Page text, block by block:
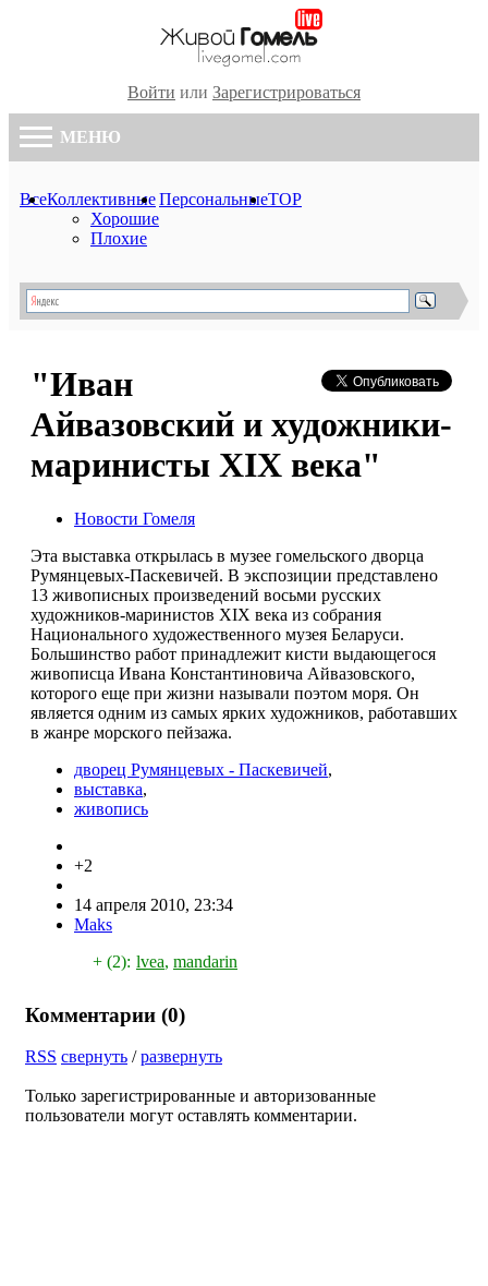
Войти или Зарегистрироваться
МЕНЮ
ВсеКоллективные
Хорошие
Плохие
ПерсональныеTOP
"Иван
Айвазовский и художники-
маринисты XIX века"
Новости Гомеля
Эта выставка открылась в музее гомельского дворца
Румянцевых-Паскевичей. В экспозиции представлено
13 живописных произведений восьми русских
художников-маринистов XIX века из собрания
Национального художественного музея Беларуси.
Большинство работ принадлежит кисти выдающегося
живописца Ивана Константиновича Айвазовского,
которого еще при жизни называли поэтом моря. Он
является одним из самых ярких художников, работавших
в жанре морского пейзажа.
дворец Румянцевых - Паскевичей,
выставка,
живопись
+2
14 апреля 2010, 23:34
Maks
+ (2): lvea, mandarin
Комментарии (0)
RSS свернуть /развернуть
Только зарегистрированные и авторизованные
пользователи могут оставлять комментарии.